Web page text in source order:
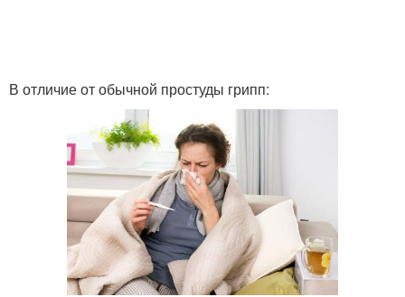
В отличие от обычной простуды грипп: